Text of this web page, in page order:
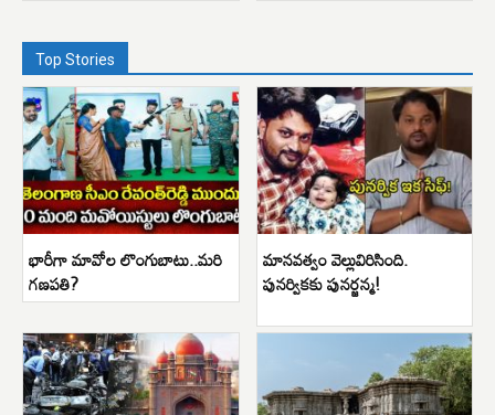
Top Stories
భారీగా మావోల లొంగుబాటు..మరి
గణపతి?
మానవత్వం వెల్లువిరిసింది.
పునర్వికకు పునర్జన్మ!